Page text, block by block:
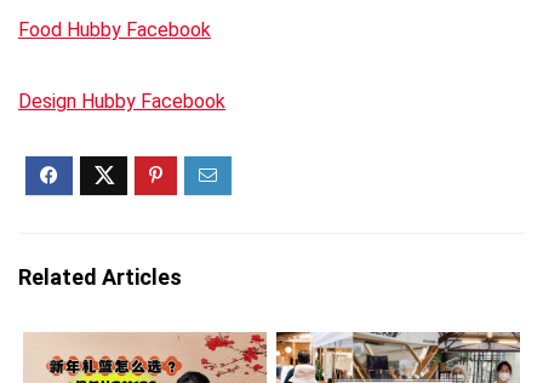
Food Hubby Facebook
Design Hubby Facebook
Related Articles